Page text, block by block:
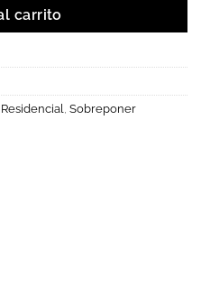
carrito
Residencial Sobreponer